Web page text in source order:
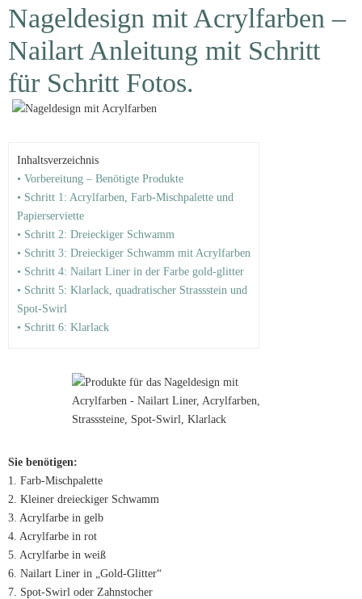
Nageldesign mit Acrylfarben –
Nailart Anleitung mit Schritt
für Schritt Fotos.
Inhaltsverzeichnis
• Vorbereitung – Benötigte Produkte
• Schritt 1: Acrylfarben, Farb-Mischpalette und
Papierserviette
• Schritt 2: Dreieckiger Schwamm
• Schritt 3: Dreieckiger Schwamm mit Acrylfarben
• Schritt 4: Nailart Liner in der Farbe gold-glitter
• Schritt 5: Klarlack, quadratischer Strassstein und
Spot-Swirl
• Schritt 6: Klarlack
Sie benötigen:
1. Farb-Mischpalette
2. Kleiner dreieckiger Schwamm
3. Acrylfarbe in gelb
4. Acrylfarbe in rot
5. Acrylfarbe in weiß
6. Nailart Liner in „Gold-Glitter“
7. Spot-Swirl oder Zahnstocher